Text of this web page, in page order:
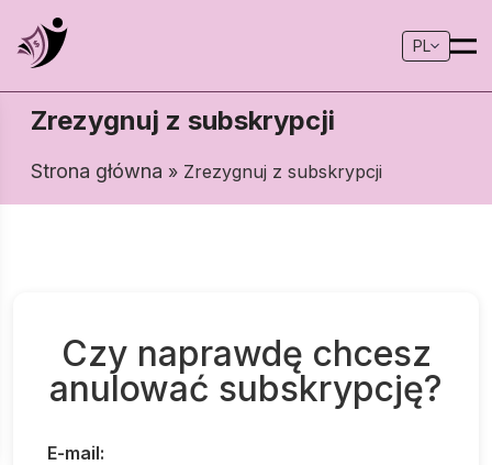
PL
Zrezygnuj z subskrypcji
Strona główna » Zrezygnuj z subskrypcji
Czy naprawdę chcesz
anulować subskrypcję?
E-mail: